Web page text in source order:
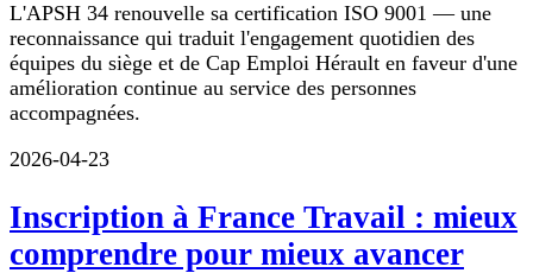
L'APSH 34 renouvelle sa certification ISO 9001 — une
reconnaissance qui traduit l'engagement quotidien des
équipes du siège et de Cap Emploi Hérault en faveur d'une
amélioration continue au service des personnes
accompagnées.
2026-04-23
Inscription à France Travail : mieux
comprendre pour mieux avancer